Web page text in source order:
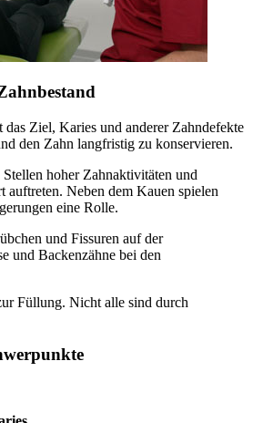
das Ziel, Karies und anderer Zahndefekte
den Zahn langfristig zu konservieren.
hoher Zahnaktivitäten und
auftreten. Neben dem Kauen spielen
eine Rolle.
und Fissuren auf der
und Backenzähne bei den
Füllung. Nicht alle sind durch